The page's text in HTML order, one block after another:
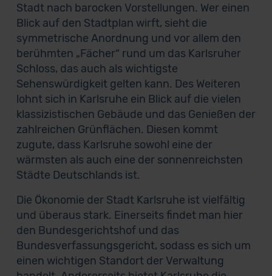
Stadt nach barocken Vorstellungen. Wer einen
Blick auf den Stadtplan wirft, sieht die
symmetrische Anordnung und vor allem den
berühmten „Fächer“ rund um das Karlsruher
Schloss, das auch als wichtigste
Sehenswürdigkeit gelten kann. Des Weiteren
lohnt sich in Karlsruhe ein Blick auf die vielen
klassizistischen Gebäude und das Genießen der
zahlreichen Grünflächen. Diesen kommt
zugute, dass Karlsruhe sowohl eine der
wärmsten als auch eine der sonnenreichsten
Städte Deutschlands ist.
Die Ökonomie der Stadt Karlsruhe ist vielfältig
und überaus stark. Einerseits findet man hier
den Bundesgerichtshof und das
Bundesverfassungsgericht, sodass es sich um
einen wichtigen Standort der Verwaltung